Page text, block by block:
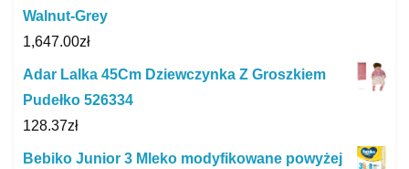
Walnut-Grey
1,647.00zł
Adar Lalka 45Cm Dziewczynka Z Groszkiem
Pudełko 526334
128.37zł
Bebiko Junior 3 Mleko modyfikowane powyżej